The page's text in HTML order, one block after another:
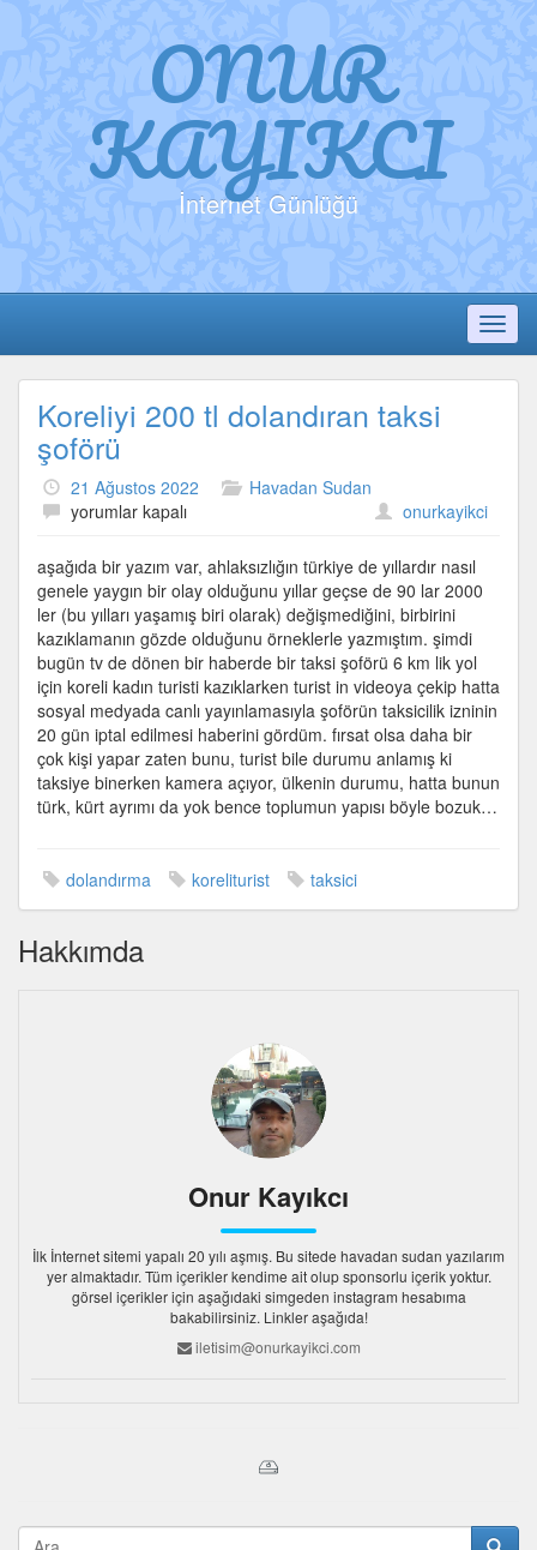
ONUR
KAYIKCI
İnternet Günlüğü
Koreliyi 200 tl dolandıran taksi
şoförü
21 Ağustos 2022
Havadan Sudan
Koreliyi
tl
dolandıran
taksi
şoförü
için
yorumlar kapalı onurkayikci
aşağıda bir yazım var, ahlaksızlığın türkiye de yıllardır nasıl
genele yaygın bir olay olduğunu yıllar geçse de 90 lar 2000
ler (bu yılları yaşamış biri olarak) değişmediğini, birbirini
kazıklamanın gözde olduğunu örneklerle yazmıştım. şimdi
bugün tv de dönen bir haberde bir taksi şoförü 6 km lik yol
için koreli kadın turisti kazıklarken turist in videoya çekip hatta
sosyal medyada canlı yayınlamasıyla şoförün taksicilik izninin
20 gün iptal edilmesi haberini gördüm. fırsat olsa daha bir
çok kişi yapar zaten bunu, turist bile durumu anlamış ki
taksiye binerken kamera açıyor, ülkenin durumu, hatta bunun
türk, kürt ayrımı da yok bence toplumun yapısı böyle bozuk…
dolandırma koreliturist taksici
Hakkımda
Onur Kayıkcı
İlk İnternet sitemi yapalı 20 yılı aşmış. Bu sitede havadan sudan yazılarım
yer almaktadır. Tüm içerikler kendime ait olup sponsorlu içerik yoktur.
görsel içerikler için aşağıdaki simgeden instagram hesabıma
bakabilirsiniz. Linkler aşağıda!
iletisim@onurkayikci.com